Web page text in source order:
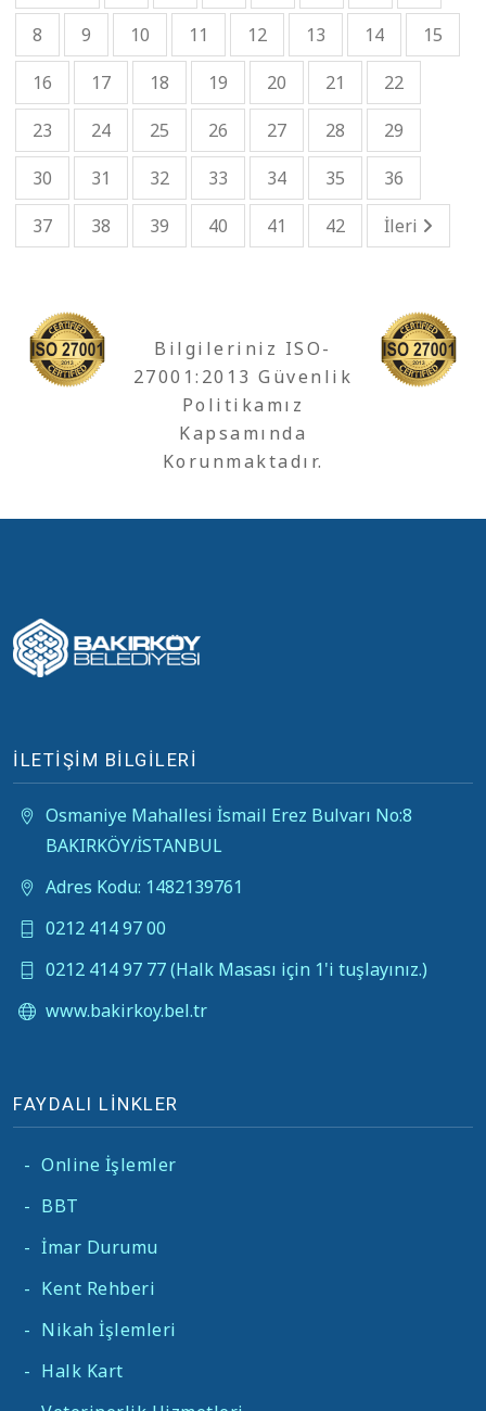
8
9 10 11 12 13 14
15
16
17 18 19 20 21
22
23
24 25 26 27 28
29
30
31 32 33 34 35
36
37
38 39 40 41 42 İleri
Bilgileriniz ISO-
27001:2013 Güvenlik
Politikamız
Kapsamında
Korunmaktadır.
İLETİŞİM BİLGİLERİ
Osmaniye Mahallesi İsmail Erez Bulvarı No:8
BAKIRKÖY/İSTANBUL
Adres Kodu: 1482139761
0212 414 97 00
0212 414 97 77 (Halk Masası için 1'i tuşlayınız.)
www.bakirkoy.bel.tr
FAYDALI LİNKLER
- Online İşlemler
- BBT
- İmar Durumu
- Kent Rehberi
- Nikah İşlemleri
- Halk Kart